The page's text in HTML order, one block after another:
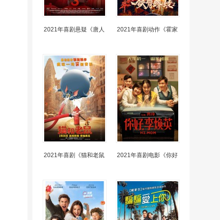
2021年喜剧悬疑《唐人 2021年喜剧动作《霍家
2021年喜剧《猫和老鼠 2021年喜剧电影《你好